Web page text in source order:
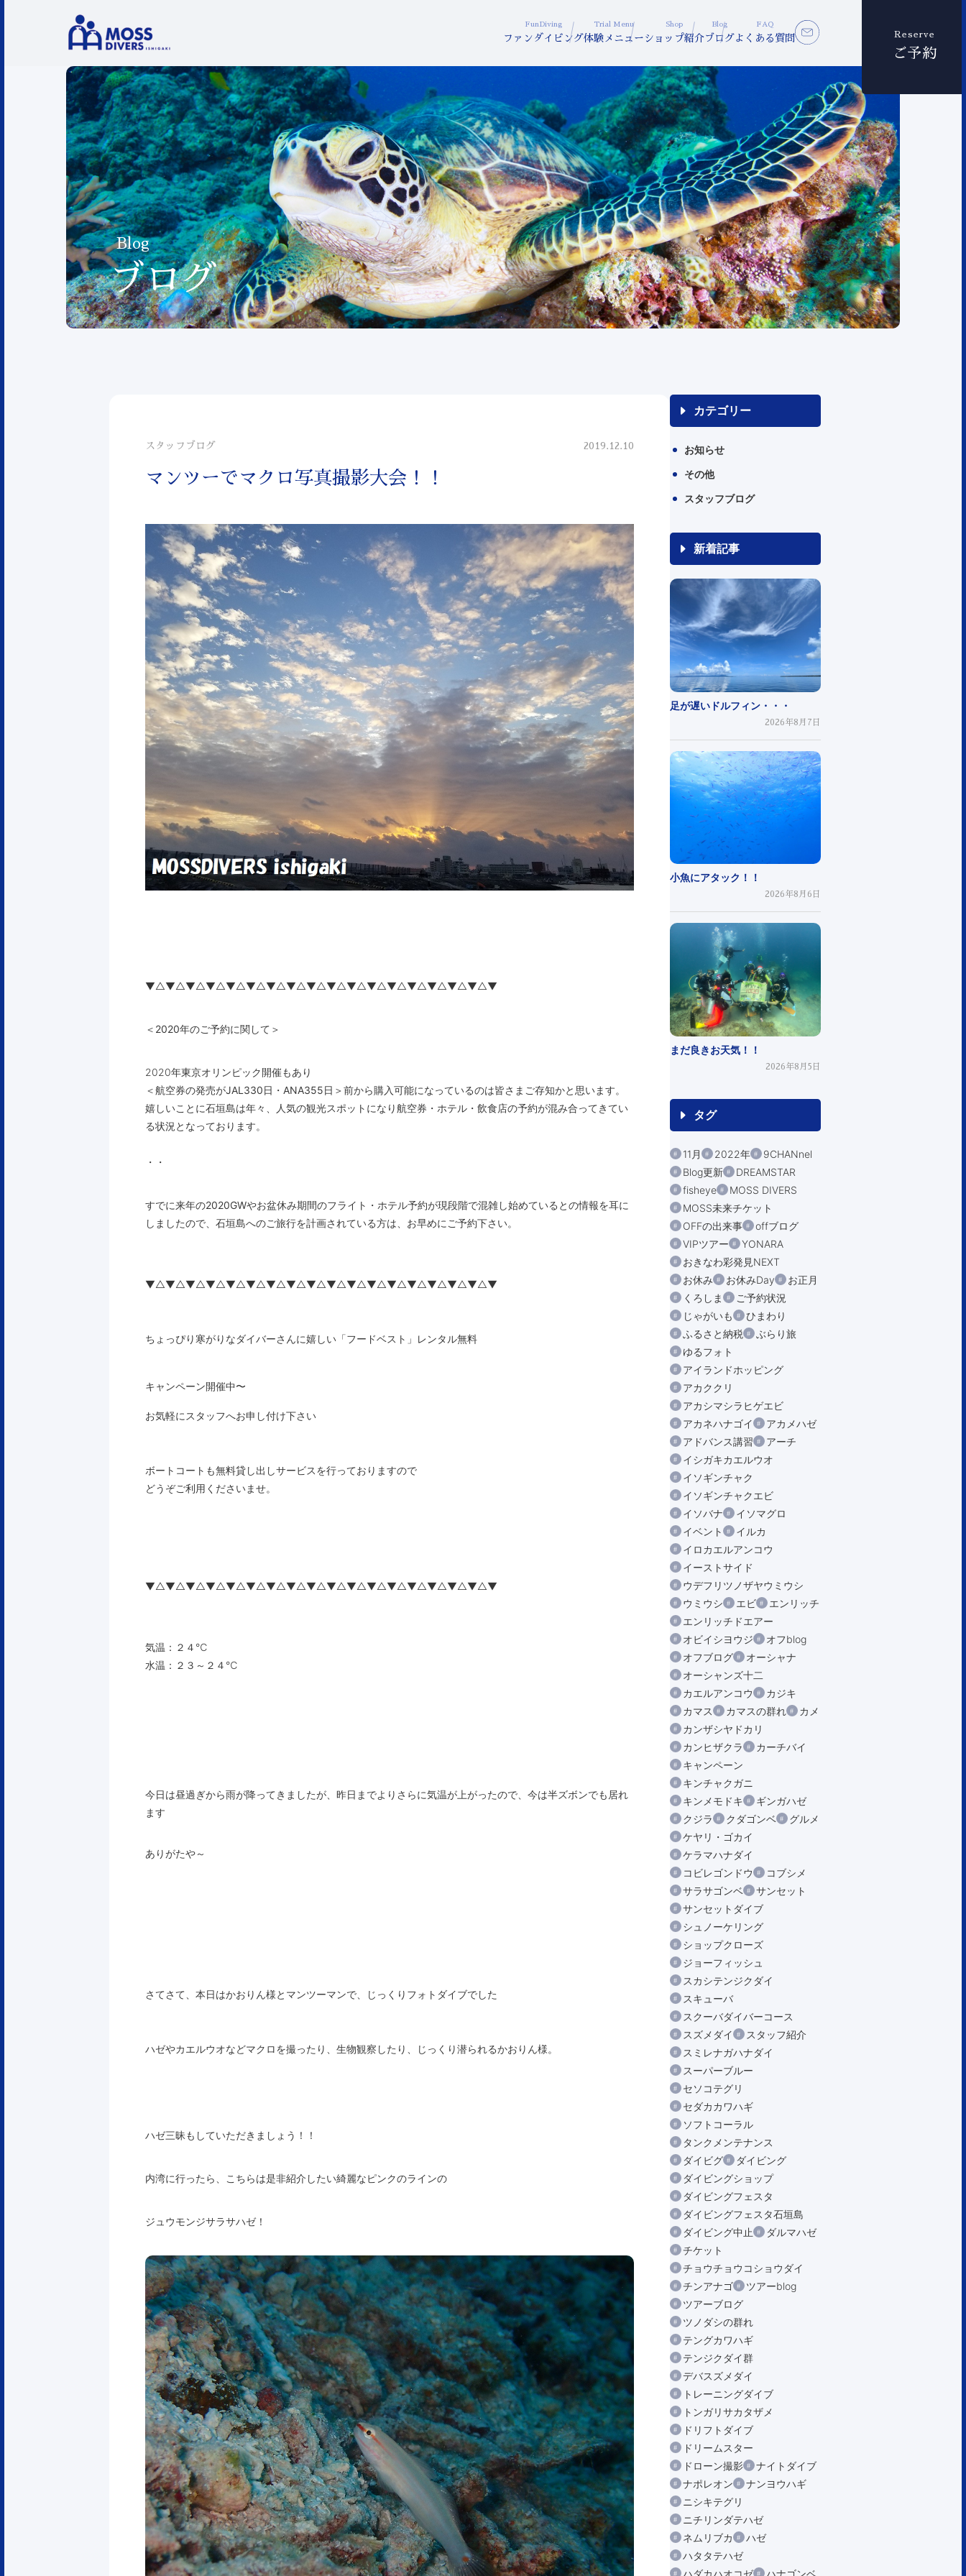
FunDiving
ファンダイビング
Trial Menu
体験メニュー
Shop
ショップ紹介
Blog
ブログ
FAQ
よくある質問 Reserve
ご予約
Blog
ブログ
スタッフブログ 2019.12.10
マンツーでマクロ写真撮影大会！！
▼△▼△▼△▼△▼△▼△▼△▼△▼△▼△▼△▼△▼△▼△▼△▼△▼△▼
＜2020年のご予約に関して＞
2020年東京オリンピック開催もあり
＜航空券の発売がJAL330日 ・ ANA355日 ＞前から購入可能になっているのは皆さまご存知かと思います。
嬉しいことに石垣島は年々、人気の観光スポットになり航空券・ホテル・飲食店の予約が混み合ってきてい
る状況となっております。
・・
すでに来年の2020GWやお盆休み期間のフライト・ホテル予約が現段階で混雑し始めている との情報を耳に
しましたので、石垣島へのご旅行を計画されている方は、お早めにご予約下さい。
▼△▼△▼△▼△▼△▼△▼△▼△▼△▼△▼△▼△▼△▼△▼△▼△▼△▼
ちょっぴり寒がりなダイバーさんに嬉しい「フードベスト」レンタル無料
キャンペーン開催中〜
お気軽にスタッフへお申し付け下さい
ボートコートも無料貸し出しサービスを行っておりますので
どうぞご利用くださいませ。
▼△▼△▼△▼△▼△▼△▼△▼△▼△▼△▼△▼△▼△▼△▼△▼△▼△▼
気温：２４℃
水温：２３～２４℃
今日は昼過ぎから雨が降ってきましたが、昨日までよりさらに気温が上がったので、今は半ズボンでも居れ
ます
ありがたや～
さてさて、本日はかおりん様とマンツーマンで、じっくりフォトダイブでした
ハゼやカエルウオなどマクロを撮ったり、生物観察したり、じっくり潜られるかおりん様。
ハゼ三昧もしていただきましょう！！
内湾に行ったら、こちらは是非紹介したい綺麗なピンクのラインの
ジュウモンジサラサハゼ！
カテゴリー
お知らせ
その他
スタッフブログ
新着記事
足が遅いドルフィン・・・
2026年8月7日
小魚にアタック！！
2026年8月6日
まだ良きお天気！！
2026年8月5日
タグ
11月 2022年
9CHANnel
Blog更新
DREAMSTAR
fisheye
MOSS DIVERS
MOSS未来チケット
OFFの出来事
offブログ
VIPツアー
YONARA
おきなわ彩発見NEXT
お休み
お休みDay
お正月
くろしま
ご予約状況
じゃがいも
ひまわり
ふるさと納税
ぶらり旅
ゆるフォト
アイランドホッピング
アカククリ
アカシマシラヒゲエビ
アカネハナゴイ
アカメハゼ
アドバンス講習
アーチ
イシガキカエルウオ
イソギンチャク
イソギンチャクエビ
イソバナ
イソマグロ
イベント
イルカ
イロカエルアンコウ
イーストサイド
ウデフリツノザヤウミウシ
ウミウシ
エビ
エンリッチ
エンリッチドエアー
オビイシヨウジ
オフblog
オフブログ
オーシャナ
オーシャンズ十二
カエルアンコウ
カジキ
カマス
カマスの群れ
カメ
カンザシヤドカリ
カンヒザクラ
カーチバイ
キャンペーン
キンチャクガニ
キンメモドキ
ギンガハゼ
クジラ
クダゴンベ
グルメ
ケヤリ・ゴカイ
ケラマハナダイ
コビレゴンドウ
コブシメ
サラサゴンベ
サンセット
サンセットダイブ
シュノーケリング
ショップクローズ
ジョーフィッシュ
スカシテンジクダイ
スキューバ
スクーバダイバーコース
スズメダイ
スタッフ紹介
スミレナガハナダイ
スーパーブルー
セソコテグリ
セダカカワハギ
ソフトコーラル
タンクメンテナンス
ダイビグ
ダイビング
ダイビングショップ
ダイビングフェスタ
ダイビングフェスタ石垣島
ダイビング中止
ダルマハゼ
チケット
チョウチョウコショウダイ
チンアナゴ
ツアーblog
ツアーブログ
ツノダシの群れ
テングカワハギ
テンジクダイ群
デバスズメダイ
トレーニングダイブ
トンガリサカタザメ
ドリフトダイブ
ドリームスター
ドローン撮影
ナイトダイブ
ナポレオン
ナンヨウハギ
ニシキテグリ
ニチリンダテハゼ
ネムリブカ
ハゼ
ハタタテハゼ
ハダカハオコゼ
ハナゴンベ